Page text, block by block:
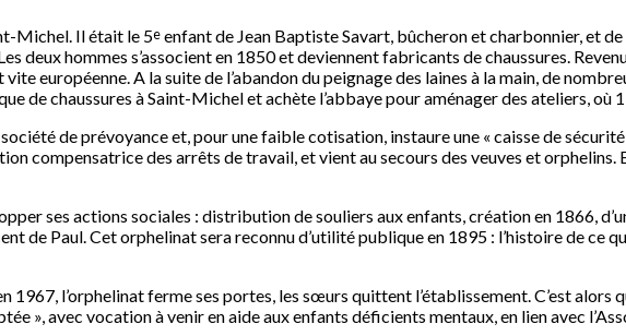
Michel. Il était le 5eenfant de Jean Baptiste Savart, bûcheron et charbonnier, et
deux hommes s’associent en 1850 et deviennent fabricants de chaussures.
européenne. A la suite de l’abandon du peignage des laines à la main, de
de chaussures à Saint-Michel et achète l’abbaye pour aménager des ateliers, où
de prévoyance et, pour une faible cotisation, instaure une « caisse de
compensatrice des arrêts de travail, et vient au secours des veuves et orphelins.
ses actions sociales : distribution de souliers aux enfants, création en 1866,
de Paul. Cet orphelinat sera reconnu d’utilité publique en 1895 : l’histoire de ce
1967, l’orphelinat ferme ses portes, les sœurs quittent l’établissement. C’est alors
», avec vocation à venir en aide aux enfants déficients mentaux, en lien avec